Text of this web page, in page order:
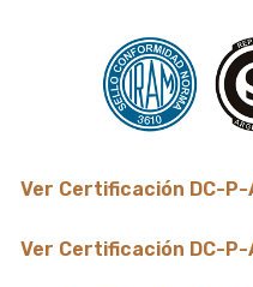
Ver Certificación DC-
Ver Certificación DC-